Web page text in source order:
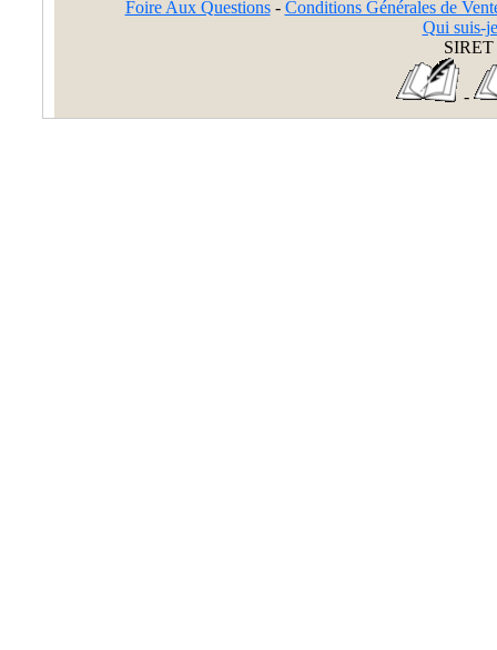
Foire Aux Questions- Conditions Générales de
Qui suis-
SIRET
-